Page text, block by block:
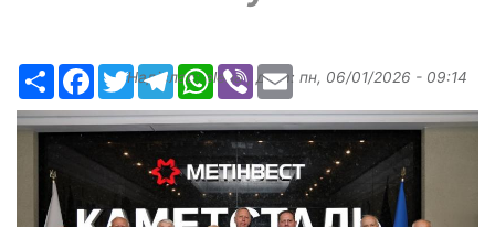
РесурсFacebook
TwitterTelegramWhatsApp
ViberEmail
Надіслав:elena, дата: пн, 06/01/2026 - 09:14